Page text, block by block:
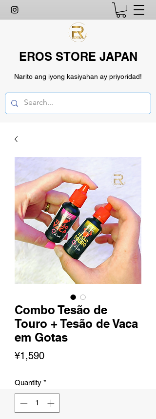
EROS STORE JAPAN
Narito ang iyong kasiyahan ay priyoridad!
Combo Tesão de
Touro + Tesão de Vaca
em Gotas
¥1,590Presyo
Quantity *